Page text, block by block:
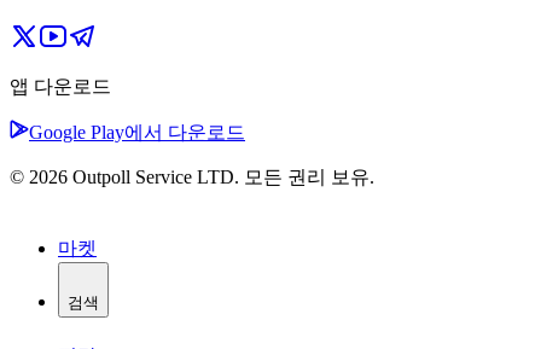
앱 다운로드
Google Play에서 다운로드
© 2026 Outpoll Service LTD. 모든 권리 보유.
마켓
검색